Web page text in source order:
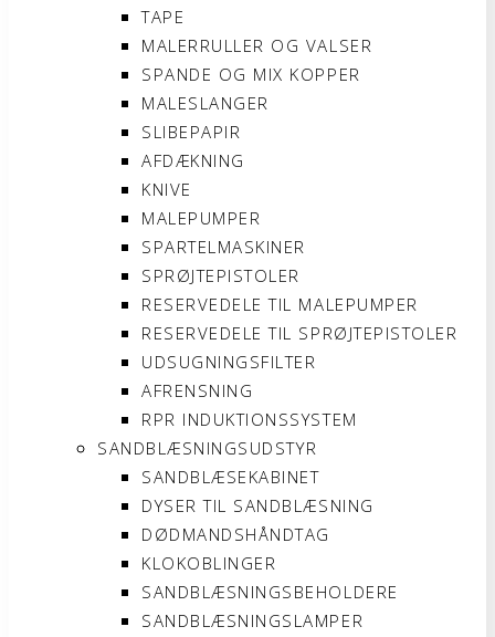
TAPE
MALERRULLER OG VALSER
SPANDE OG MIX KOPPER
MALESLANGER
SLIBEPAPIR
AFDÆKNING
KNIVE
MALEPUMPER
SPARTELMASKINER
SPRØJTEPISTOLER
RESERVEDELE TIL MALEPUMPER
RESERVEDELE TIL SPRØJTEPISTOLER
UDSUGNINGSFILTER
AFRENSNING
RPR INDUKTIONSSYSTEM
SANDBLÆSNINGSUDSTYR
SANDBLÆSEKABINET
DYSER TIL SANDBLÆSNING
DØDMANDSHÅNDTAG
KLOKOBLINGER
SANDBLÆSNINGSBEHOLDERE
SANDBLÆSNINGSLAMPER